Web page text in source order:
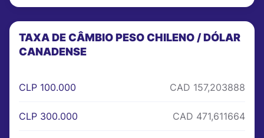
TAXA DE CÂMBIO PESO CHILENO / DÓLAR
CANADENSE
CLP 100.000 CAD 157,203888
CLP 300.000 CAD 471,611664